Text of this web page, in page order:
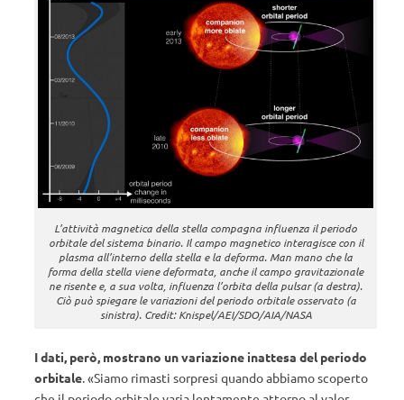
L’attività magnetica della stella compagna influenza il periodo
orbitale del sistema binario. Il campo magnetico interagisce con il
plasma all’interno della stella e la deforma. Man mano che la
forma della stella viene deformata, anche il campo gravitazionale
ne risente e, a sua volta, influenza l’orbita della pulsar (a destra).
Ciò può spiegare le variazioni del periodo orbitale osservato (a
sinistra). Credit: Knispel/AEI/SDO/AIA/NASA
I dati, però, mostrano un variazione inattesa del periodo
orbitale. «Siamo rimasti sorpresi quando abbiamo scoperto